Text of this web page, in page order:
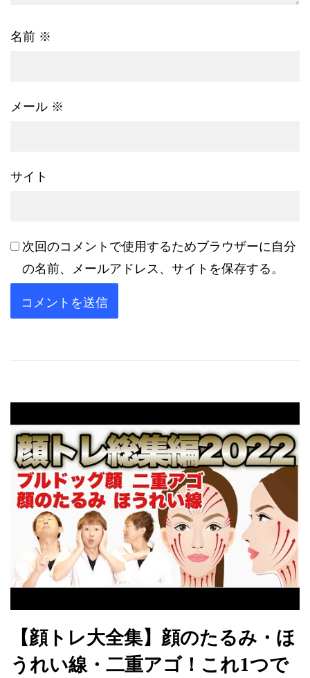
名前 ※
メール ※
サイト
次回のコメントで使用するためブラウザーに自分
の名前、メールアドレス、サイトを保存する。
【顔トレ大全集】顔のたるみ・ほ
うれい線・二重アゴ！これ1つで